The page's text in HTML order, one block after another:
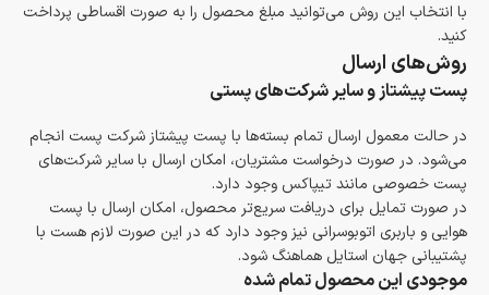
با انتخاب این روش می‌توانید مبلغ محصول را به صورت اقساطی پرداخت
کنید.
روش‌های ارسال
پست پیشتاز و سایر شرکت‌های پستی
در حالت معمول ارسال تمام بسته‌ها با پست پیشتاز شرکت پست انجام
می‌شود. در صورت درخواست مشتریان، امکان ارسال با سایر شرکت‌های
پست خصوصی مانند تیپاکس وجود دارد.
در صورت تمایل برای دریافت سریع‌تر محصول، امکان ارسال با پست
هوایی و باربری اتوبوسرانی نیز وجود دارد که در این صورت لازم هست با
پشتیبانی جهان استایل هماهنگ شود.
موجودی این محصول تمام شده